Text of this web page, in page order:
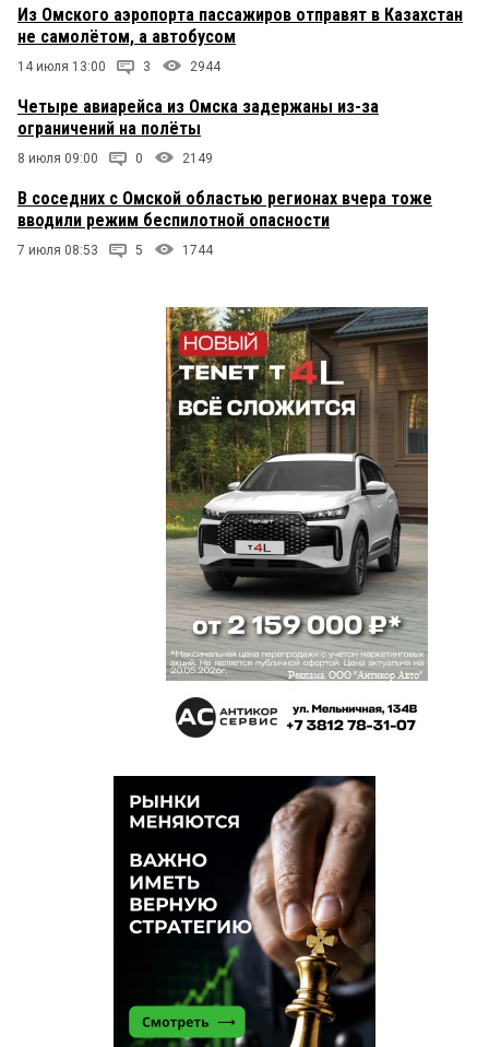
Из Омского аэропорта пассажиров отправят в Казахстан
не самолётом, а автобусом
14 июля 13:00 3 2944
Четыре авиарейса из Омска задержаны из-за
ограничений на полёты
8 июля 09:00 0 2149
В соседних с Омской областью регионах вчера тоже
вводили режим беспилотной опасности
7 июля 08:53 5 1744